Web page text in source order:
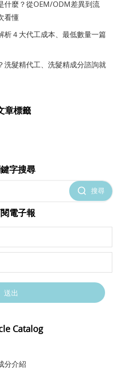
什麼？從OEM/ODM差異到流
看懂
析４大代工成本、最低數量一篇
洗髮精代工、洗髮精成分諮詢就
章標籤
字搜尋
搜尋
電子報
送出
Catalog
分介紹